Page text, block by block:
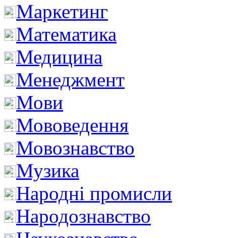
Маркетинг
Математика
Медицина
Менеджмент
Мови
Мововедення
Мовознавство
Музика
Народні промисли
Народознавство